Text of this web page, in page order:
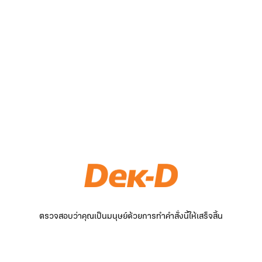
ตรวจสอบว่าคุณเป็นมนุษย์ด้วยการทำคำสั่งนี้ให้เสร็จสิ้น